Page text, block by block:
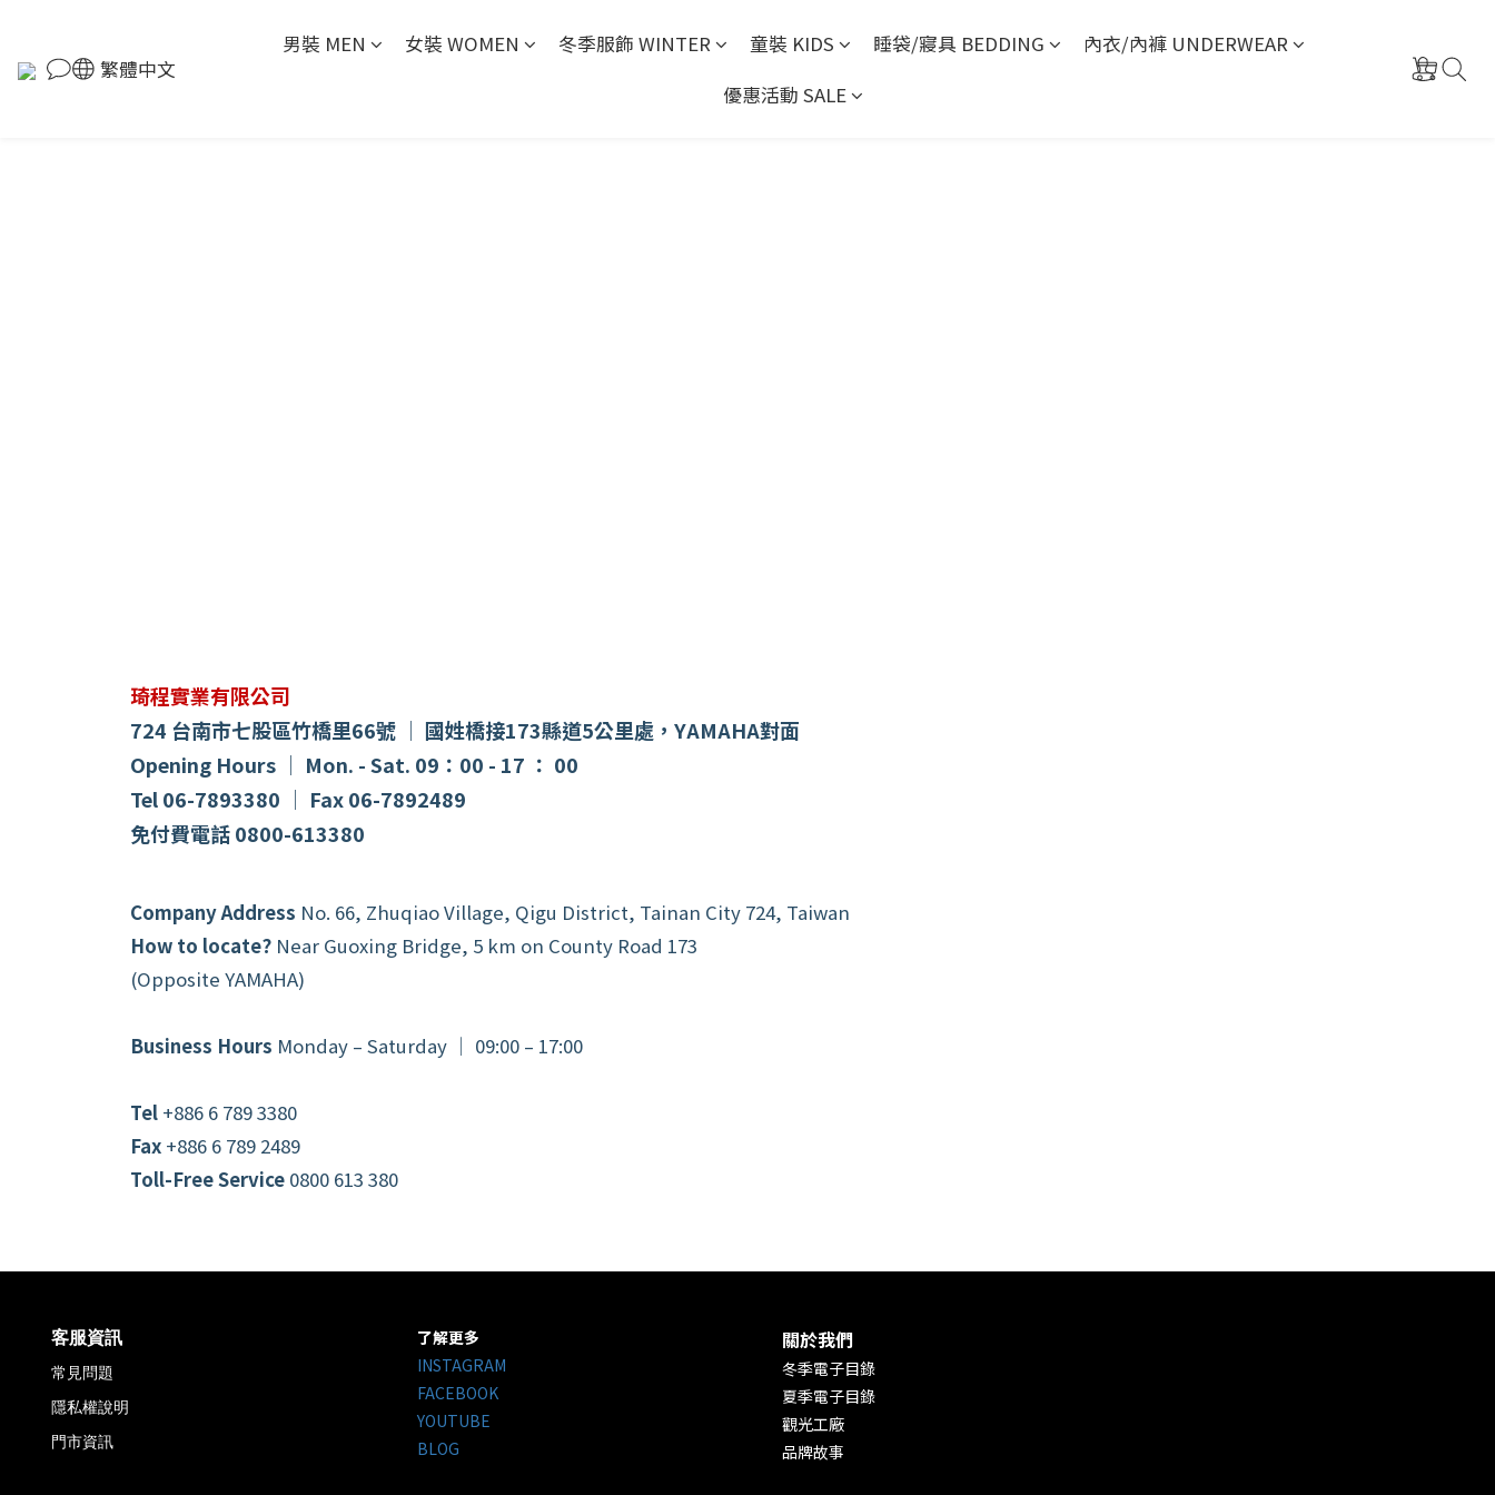
繁體中文
男裝 MEN 女裝 WOMEN 冬季服飾 WINTER 童裝 KIDS 睡袋/寢具 BEDDING
內衣/內褲 UNDERWEAR
優惠活動 SALE
琦程實業有限公司
724 台南市七股區竹橋里66號 │ 國姓橋接173縣道5公里處，YAMAHA對面
Opening Hours │ Mon. - Sat. 09：00 - 17 ： 00
Tel 06-7893380 │ Fax 06-7892489
免付費電話0800-613380
Company Address No. 66, Zhuqiao Village, Qigu District, Tainan City 724, Taiwan
How to locate? Near Guoxing Bridge, 5 km on County Road 173
(Opposite YAMAHA)
Business Hours Monday – Saturday │ 09:00 – 17:00
Tel +886 6 789 3380
Fax +886 6 789 2489
Toll-Free Service 0800 613 380
客服資訊
常見問題
隱私權說明
門市資訊
了解更多
INSTAGRAM
FACEBOOK
YOUTUBE
BLOG
關於我們
冬季電子目錄
夏季電子目錄
觀光工廠
品牌故事